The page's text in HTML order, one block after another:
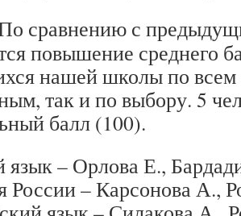
сравнению с
повышение среднего
нашей школы по всем
так и по выбору. 5
балл (100).
язык – Орлова Е.,
России – Карсонова А.,